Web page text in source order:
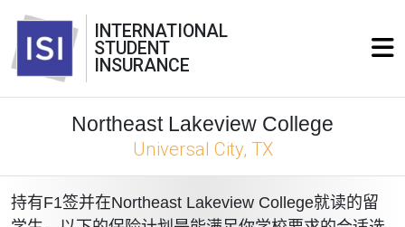
INTERNATIONAL
STUDENT
INSURANCE
Northeast Lakeview College
Universal City, TX
持有F1签并在Northeast Lakeview College就读的留